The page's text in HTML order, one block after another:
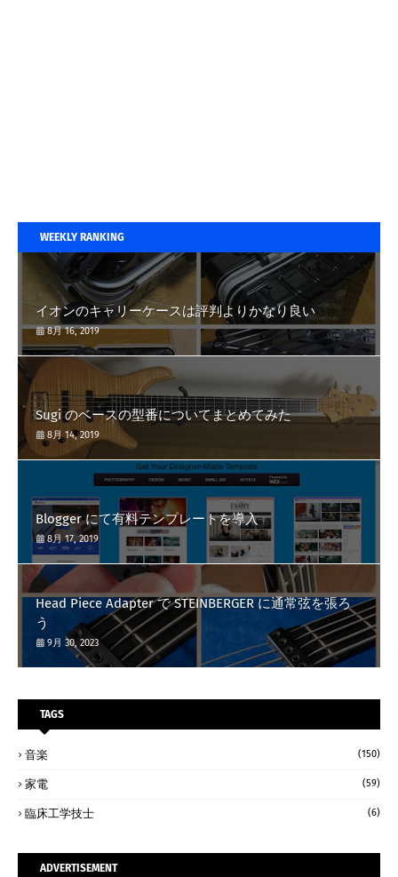
WEEKLY RANKING
イオンのキャリーケースは評判よりかなり良い
8月 16, 2019
Sugi のベースの型番についてまとめてみた
8月 14, 2019
Blogger にて有料テンプレートを導入
8月 17, 2019
Head Piece Adapter で STEINBERGER に通常弦を張ろ
う
9月 30, 2023
TAGS
音楽 (150)
家電 (59)
臨床工学技士 (6)
ADVERTISEMENT